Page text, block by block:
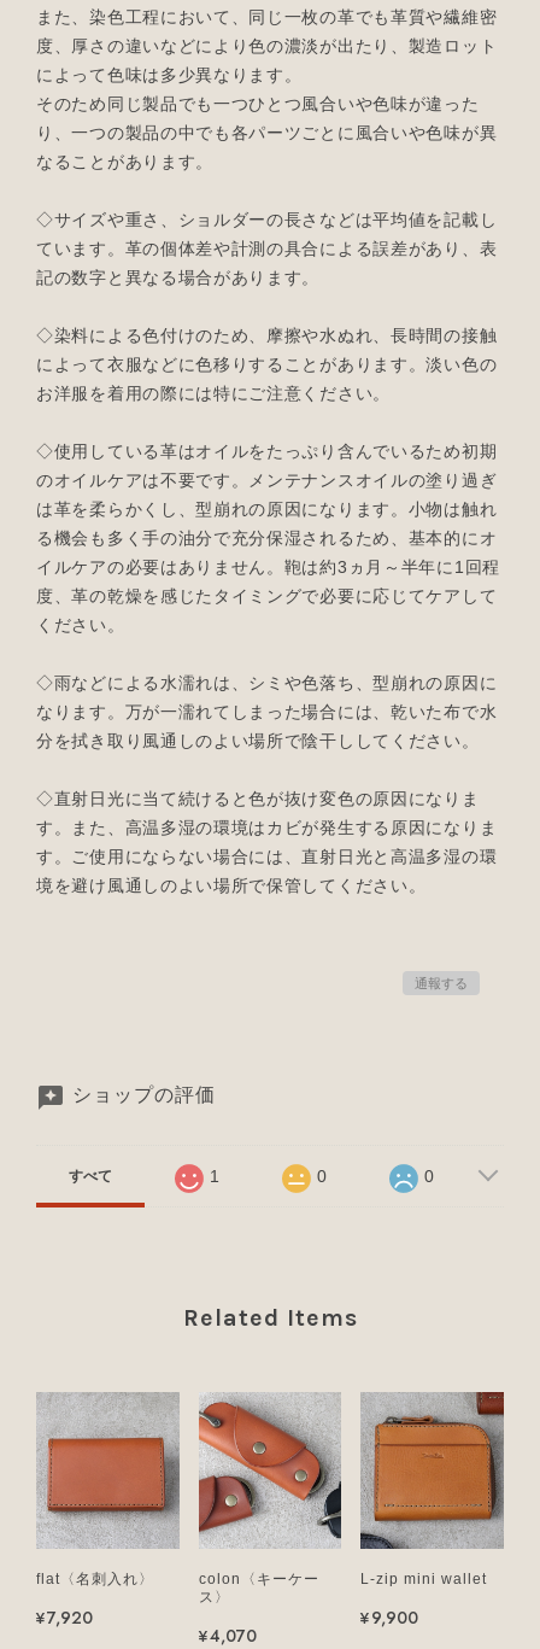
また、染色工程において、同じ一枚の革でも革質や繊維密
度、厚さの違いなどにより色の濃淡が出たり、製造ロット
によって色味は多少異なります。
そのため同じ製品でも一つひとつ風合いや色味が違った
り、一つの製品の中でも各パーツごとに風合いや色味が異
なることがあります。
◇サイズや重さ、ショルダーの長さなどは平均値を記載し
ています。革の個体差や計測の具合による誤差があり、表
記の数字と異なる場合があります。
◇染料による色付けのため、摩擦や水ぬれ、長時間の接触
によって衣服などに色移りすることがあります。淡い色の
お洋服を着用の際には特にご注意ください。
◇使用している革はオイルをたっぷり含んでいるため初期
のオイルケアは不要です。メンテナンスオイルの塗り過ぎ
は革を柔らかくし、型崩れの原因になります。小物は触れ
る機会も多く手の油分で充分保湿されるため、基本的にオ
イルケアの必要はありません。鞄は約3ヵ月～半年に1回程
度、革の乾燥を感じたタイミングで必要に応じてケアして
ください。
◇雨などによる水濡れは、シミや色落ち、型崩れの原因に
なります。万が一濡れてしまった場合には、乾いた布で水
分を拭き取り風通しのよい場所で陰干ししてください。
◇直射日光に当て続けると色が抜け変色の原因になりま
す。また、高温多湿の環境はカビが発生する原因になりま
す。ご使用にならない場合には、直射日光と高温多湿の環
境を避け風通しのよい場所で保管してください。
通報する
ショップの評価
すべて 1 0 0
Related Items
flat〈名刺入れ〉
¥7,920
colon〈キーケー
ス〉
¥4,070
L-zip mini wallet
¥9,900